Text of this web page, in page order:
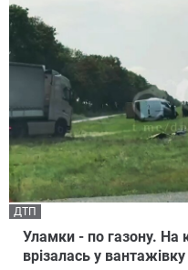
Уламки - по газону. На
врізалась у вантажівку
ДТП